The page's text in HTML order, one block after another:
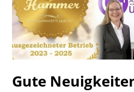
Gute